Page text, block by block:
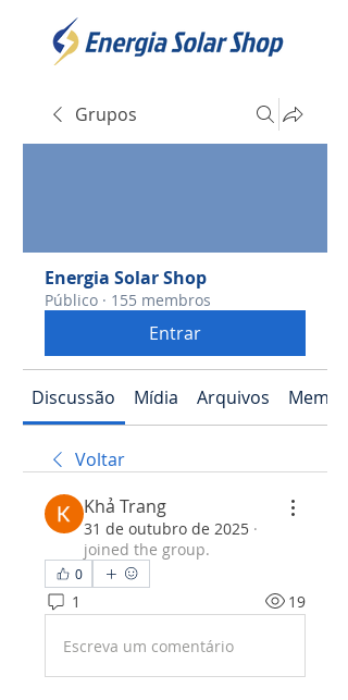
Grupos
Energia Solar Shop
Público · 155 membros
Entrar
Discussão Mídia Arquivos
Voltar
Khả Trang
31 de outubro de 2025 ·
joined the group.
0
1 19
Escreva um comentário